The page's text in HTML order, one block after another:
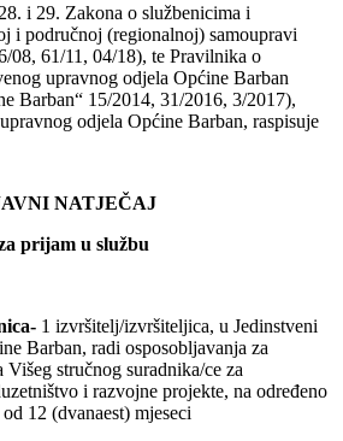
i 29. Zakona o službenicima i
i područnoj (regionalnoj) samoupravi
08, 61/11, 04/18), te Pravilnika o
upravnog odjela Općine Barban
Barban“ 15/2014, 31/2016, 3/2017),
odjela Općine Barban, raspisuje
NATJEČAJ
prijam u službu
1 izvršitelj/izvršiteljica, u Jedinstveni
Barban, radi osposobljavanja za
stručnog suradnika/ce za
i razvojne projekte, na određeno
12 (dvanaest) mjeseci